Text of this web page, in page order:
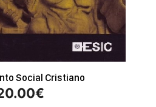
Social Cristiano
€